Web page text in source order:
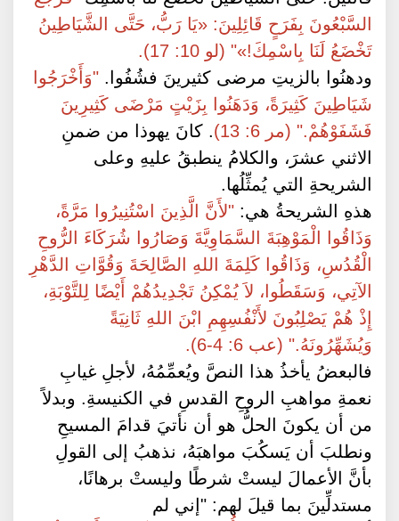
السَّبْعُونَ بِفَرَحٍ قَائِلِينَ: «يَا رَبُّ، حَتَّى الشَّيَاطِينُ
تَخْضَعُ لَنَا بِاسْمِكَ!»" (لو 10: 17).
ودهنُوا بالزيتِ مرضى كثيرينَ فشُفُوا. "وَأَخْرَجُوا
شَيَاطِينَ كَثِيرَةً، وَدَهَنُوا بِزَيْتٍ مَرْضَى كَثِيرِينَ
فَشَفَوْهُمْ." (مر 6: 13)
. كانَ يهوذا من ضمنِ
الاثني عشرَ، والكلامُ ينطبقُ عليهِ وعلى
الشريحةِ التي يُمثِّلُها.
هذهِ الشريحةُ هي: "لأَنَّ الَّذِينَ اسْتُنِيرُوا مَرَّةً،
وَذَاقُوا الْمَوْهِبَةَ السَّمَاوِيَّةَ وَصَارُوا شُرَكَاءَ الرُّوحِ
الْقُدُسِ، وَذَاقُوا كَلِمَةَ اللهِ الصَّالِحَةَ وَقُوَّاتِ الدَّهْرِ
الآتِي، وَسَقَطُوا، لاَ يُمْكِنُ تَجْدِيدُهُمْ أَيْضًا لِلتَّوْبَةِ،
إِذْ هُمْ يَصْلِبُونَ لأَنْفُسِهِمِ ابْنَ اللهِ ثَانِيَةً
وَيُشَهِّرُونَهُ." (عب 6: 4-6).
فالبعضُ يأخذُ هذا النصَّ ويُعمِّمُهُ، لأجلِ غيابِ
نعمةِ مواهبِ الروحِ القدسِ في الكنيسةِ. وبدلاً
من أن يكونَ الحلُّ هو أن نأتيَ قدامَ المسيحِ
ونطلبَ أن يَسكُبَ مواهبَهُ، نذهبُ إلى القولِ
بأنَّ الأعمالَ ليستْ شرطًا وليستْ برهانًا،
مستدلِّينَ بما قيلَ لهم: "إني لم